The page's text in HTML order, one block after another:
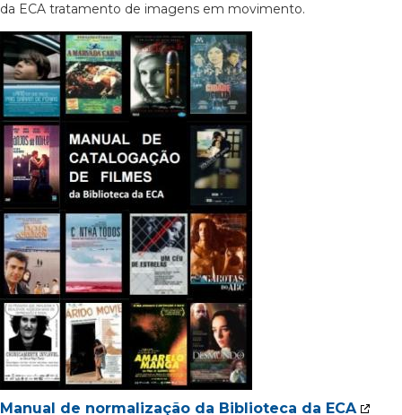
da ECA tratamento de imagens em movimento.
Manual de normalização da Biblioteca da ECA